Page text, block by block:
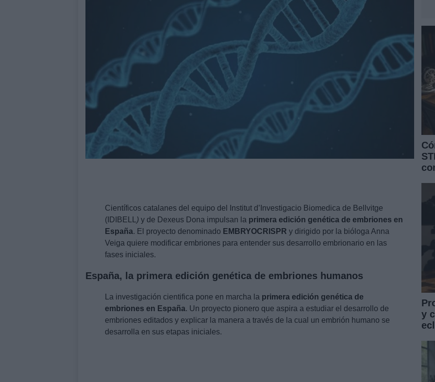
Científicos catalanes del equipo del Institut d’Investigacio Biomedica de Bellvitge
(IDIBELL
) y de Dexeus Dona impulsan la primera edición genética de embriones en
España. El proyecto denominado EMBRYOCRISPR y dirigido por la bióloga Anna
Veiga quiere modificar embriones para entender sus desarrollo embrionario en las
fases iniciales.
España, la primera edición genética de embriones humanos
La investigación cientifica pone en marcha la primera edición genética de
embriones en España. Un proyecto pionero que aspira a estudiar el desarrollo de
embriones editados y explicar la manera a través de la cual un embrión humano se
desarrolla en sus etapas iniciales.
y